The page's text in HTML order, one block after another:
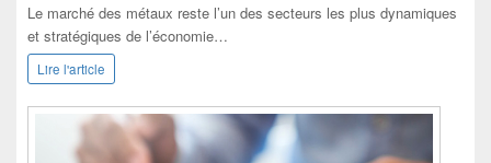
Le marché des métaux reste l’un des secteurs les plus dynamiques
et stratégiques de l’économie…
Lire l'article